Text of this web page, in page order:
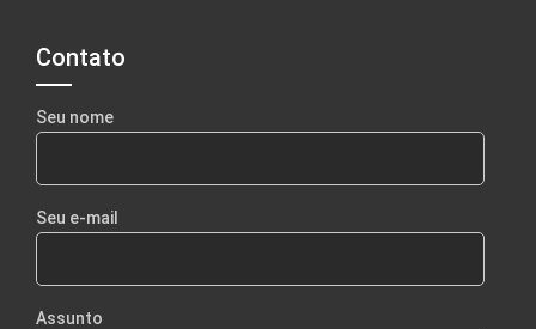
Contato
Seu nome
Seu e-mail
Assunto